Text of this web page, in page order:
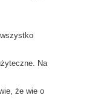
Na
że wie o